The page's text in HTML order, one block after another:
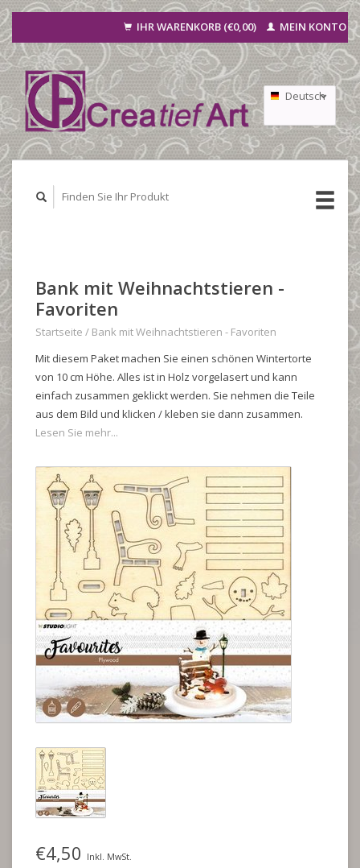
IHR WARENKORB (€0,00) MEIN KONTO
Deutsch
Nederlands
Bank mit Weihnachtstieren -
Favoriten
Startseite / Bank mit Weihnachtstieren - Favoriten
Mit diesem Paket machen Sie einen schönen Wintertorte
von 10 cm Höhe. Alles ist in Holz vorgelasert und kann
einfach zusammen geklickt werden. Sie nehmen die Teile
aus dem Bild und klicken / kleben sie dann zusammen.
Lesen Sie mehr...
€4,50 Inkl. MwSt.